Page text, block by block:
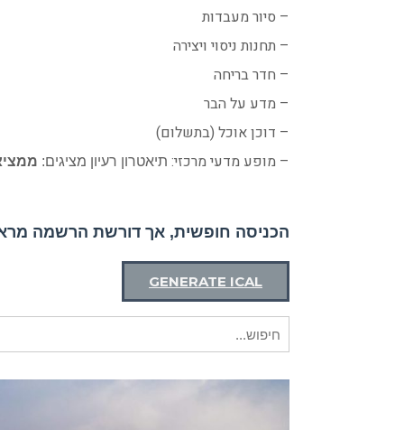
– סיור מעבדות
– תחנות ניסוי ויצירה
– חדר בריחה
– מדע על הבר
– דוכן אוכל (בתשלום)
– מופע מדעי מרכזי: תיאטרון רעיון מציגים:
הכניסה חופשית, אך דורשת הרשמה
GENERATE ICAL
עבור: